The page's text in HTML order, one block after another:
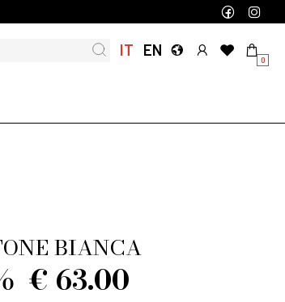
IT EN
0
BIANCA
€ 63.00